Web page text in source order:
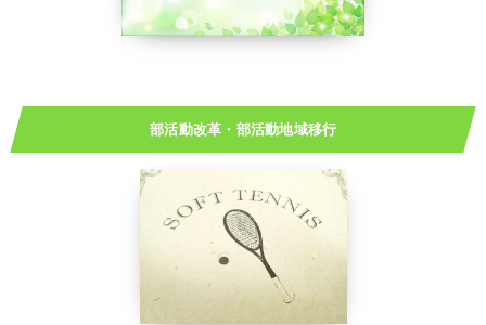
部活動改革・部活動地域移行